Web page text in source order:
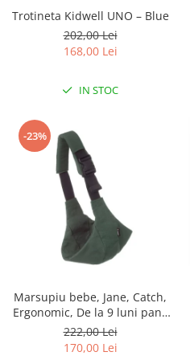
Trotineta Kidwell UNO – Blue
202,00 Lei
168,00 Lei
IN STOC
-23%
Marsupiu bebe, Jane, Catch,
Ergonomic, De la 9 luni pana
la 22 Kg, Botanic
222,00 Lei
170,00 Lei